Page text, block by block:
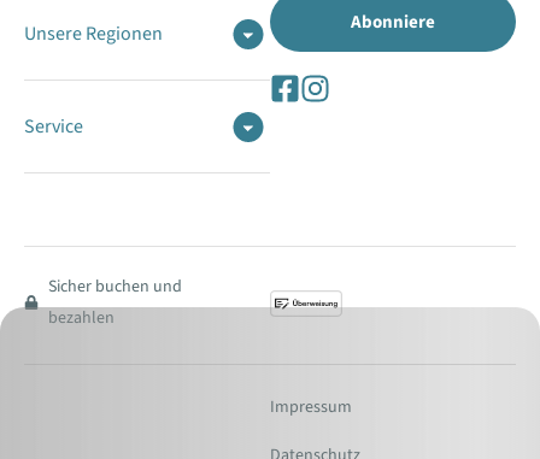
Unsere Regionen
Service
Sicher buchen und
bezahlen
Impressum